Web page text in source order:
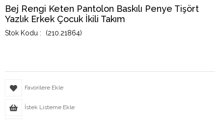
Bej Rengi Keten Pantolon Baskılı Penye Tişört
Yazlık Erkek Çocuk İkili Takım
(210.21864)
Favorilere Ekle
İstek Listeme Ekle